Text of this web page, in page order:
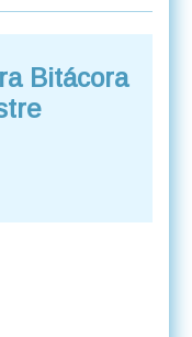
Bitácora